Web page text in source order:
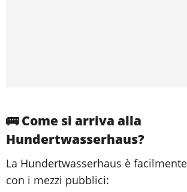
🚌 Come si arriva alla
Hundertwasserhaus?
La Hundertwasserhaus è
con i mezzi pubblici: